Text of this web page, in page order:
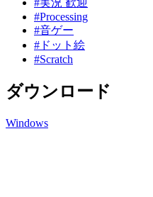
#Processing
#音ゲー
#ドット絵
#Scratch
ダウンロード
Windows